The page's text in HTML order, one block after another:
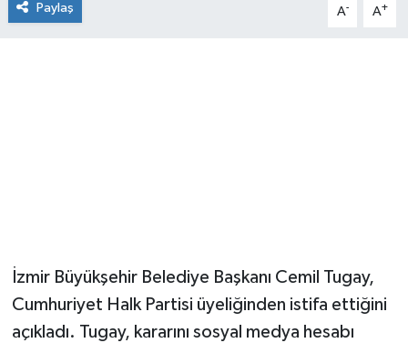
Paylaş A- A+
İzmir Büyükşehir Belediye Başkanı Cemil Tugay,
Cumhuriyet Halk Partisi üyeliğinden istifa ettiğini
açıkladı. Tugay, kararını sosyal medya hesabı